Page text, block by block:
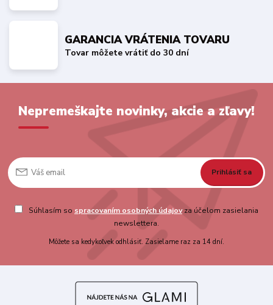
GARANCIA VRÁTENIA TOVARU
Tovar môžete vrátiť do 30 dní
Nepremeškajte novinky, akcie a zľavy!
Prihlásiť sa
Súhlasím so spracovaním osobných údajovza účelom zasielania
newslettera.
Môžete sa kedykoľvek odhlásiť. Zasielame raz za 14 dní.